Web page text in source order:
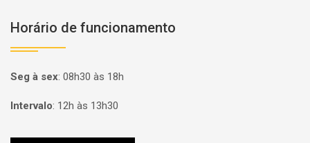
Horário de funcionamento
Seg à sex: 08h30 às 18h
Intervalo: 12h às 13h30